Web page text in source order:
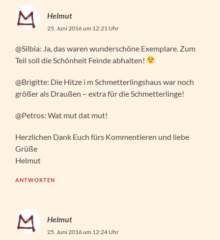
Helmut
25. Juni 2016 um 12:21 Uhr
@Silbia: Ja, das waren wunderschöne Exemplare. Zum
Teil soll die Schönheit Feinde abhalten!
@Brigitte: Die Hitze i m Schmetterlingshaus war noch
größer als Draußen – extra für die Schmetterlinge!
@Petros: Wat mut dat mut!
Herzlichen Dank Euch fürs Kommentieren und liebe
Grüße
Helmut
ANTWORTEN
Helmut
25. Juni 2016 um 12:24 Uhr